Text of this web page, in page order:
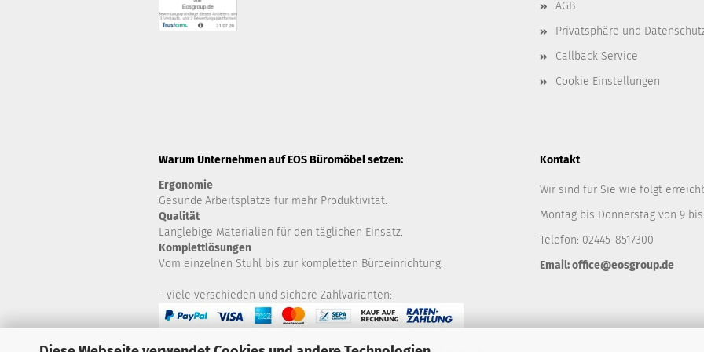
AGB
Privatsphäre und
Callback Service
Cookie Einstellungen
Warum Unternehmen auf EOS Büromöbel setzen:
Ergonomie
Gesunde Arbeitsplätze für mehr Produktivität.
Qualität
Langlebige Materialien für den täglichen Einsatz.
Komplettlösungen
Vom einzelnen Stuhl bis zur kompletten Büroeinrichtung.
- viele verschieden und sichere Zahlvarianten:
Kontakt
Wir sind für Sie wie folgt
Montag bis Donnerstag von 9 bis
Telefon: 02445-8517300
Email: office@eosgroup.de